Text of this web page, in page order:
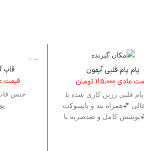
پام پام قلبی آیفون
عادی115,000تومان
قلبی رزین کاری شده با
💕همراه بند و پاپسوکت
کامل و ضدضربه با
اتمام م
قاب
قیمت
جنس قاب